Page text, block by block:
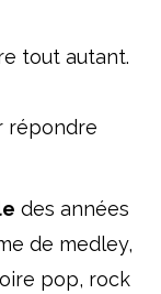
tout autant.
répondre
des années
de medley,
pop, rock